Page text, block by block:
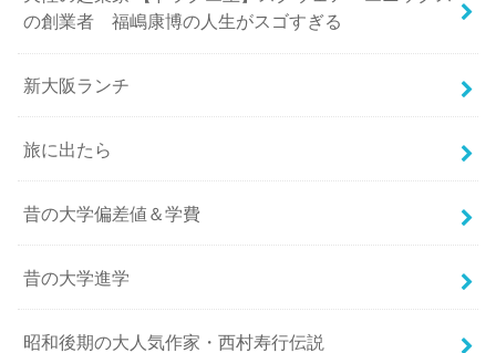
の創業者 福嶋康博の人生がスゴすぎる
新大阪ランチ
旅に出たら
昔の大学偏差値＆学費
昔の大学進学
昭和後期の大人気作家・西村寿行伝説